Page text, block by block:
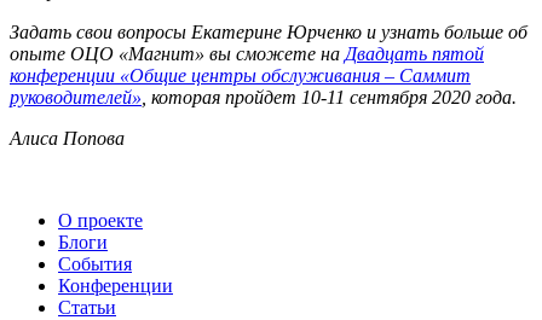
Задать свои вопросы Екатерине Юрченко и узнать больше об
опыте ОЦО «Магнит» вы сможете на Двадцать пятой
конференции «Общие центры обслуживания – Саммит
руководителей» , которая пройдет 10-11 сентября 2020 года.
Алиса Попова
О проекте
Блоги
События
Конференции
Статьи